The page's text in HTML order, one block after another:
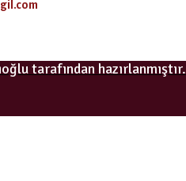
tarafından hazırlanmıştır.